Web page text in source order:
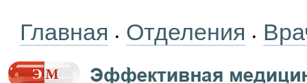
Главная • Отделения •